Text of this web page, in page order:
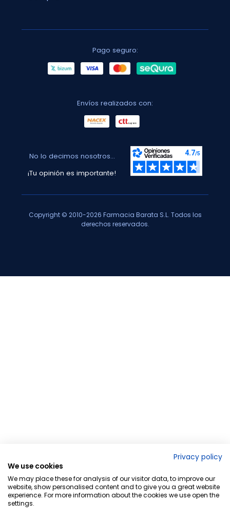
Pago seguro:
Envíos realizados con:
No lo decimos nosotros...
¡Tu opinión es importante!
Copyright © 2010-2026 Farmacia Barata S.L. Todos los
derechos reservados.
Privacy policy
We use cookies
We may place these for analysis of our visitor data, to improve our
website, show personalised content and to give you a great website
experience. For more information about the cookies we use open the
settings.